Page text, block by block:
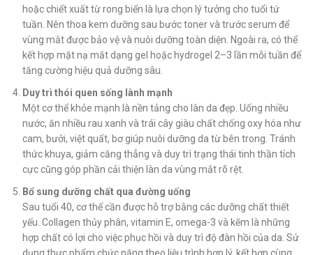
hoặc chiết xuất từ rong biển là lựa chọn lý tưởng cho tuổi tứ
tuần. Nên thoa kem dưỡng sau bước toner và trước serum để
vùng mắt được bảo vệ và nuôi dưỡng toàn diện. Ngoài ra, có thể
kết hợp mặt nạ mắt dạng gel hoặc hydrogel 2–3 lần mỗi tuần để
tăng cường hiệu quả dưỡng sâu.
Duy trì thói quen sống lành mạnh
Một cơ thể khỏe mạnh là nền tảng cho làn da đẹp. Uống nhiều
nước, ăn nhiều rau xanh và trái cây giàu chất chống oxy hóa như
cam, bưởi, việt quất, bơ giúp nuôi dưỡng da từ bên trong. Tránh
thức khuya, giảm căng thẳng và duy trì trạng thái tinh thần tích
cực cũng góp phần cải thiện làn da vùng mắt rõ rệt.
Bổ sung dưỡng chất qua đường uống
Sau tuổi 40, cơ thể cần được hỗ trợ bằng các dưỡng chất thiết
yếu. Collagen thủy phân, vitamin E, omega-3 và kẽm là những
hợp chất có lợi cho việc phục hồi và duy trì độ đàn hồi của da. Sử
dụng thực phẩm chức năng theo liệu trình hợp lý, kết hợp cùng